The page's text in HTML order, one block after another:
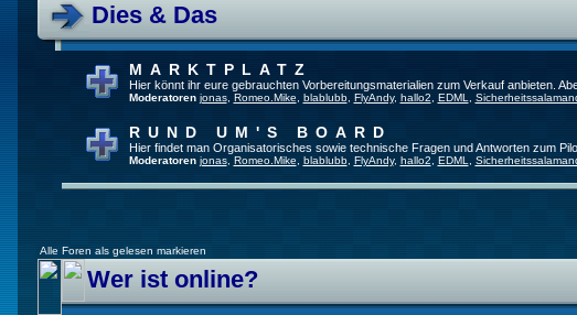
Dies & Das
MARKTPLATZ
Hier könnt ihr eure gebrauchten Vorbereitungsmaterialien zum Verkauf anbieten.
Moderatoren jonas, Romeo.Mike blablubb, FlyAndy, hallo2 EDML
RUND UM'S BOARD
Hier findet man Organisatorisches sowie technische Fragen und Antworten zum
Moderatoren jonas, Romeo.Mike blablubb, FlyAndy, hallo2 EDML
Alle Foren als gelesen markieren
Wer ist online?